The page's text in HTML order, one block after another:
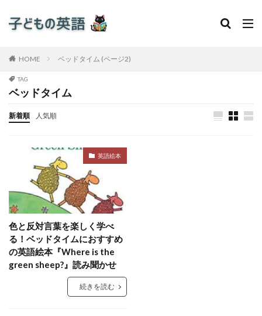
HOME ベッドタイム (ページ2)
TAG
ベッドタイム
新着順 人気順
英語絵本
色と反対言葉を楽しく学べ
る！ベッドタイムにおすすめ
の英語絵本『Where is the
green sheep?』読み聞かせ
続きを読む